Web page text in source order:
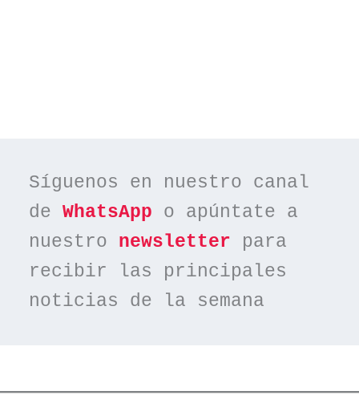
Síguenos en nuestro canal
de WhatsApp o apúntate a
nuestro newsletter para
recibir las principales
noticias de la semana